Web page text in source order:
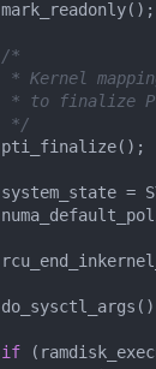
/*
	 */
if